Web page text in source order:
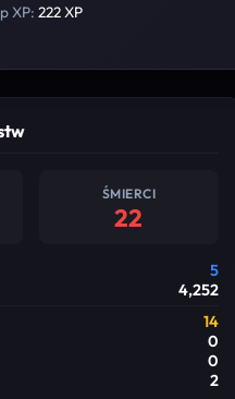
XP:222 XP
ŚMIERCI
22
5
4,252
14
0
0
2